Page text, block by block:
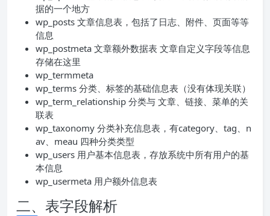
据的一个地方
wp_posts 文章信息表，包括了日志、附件、页面等等
信息
wp_postmeta 文章额外数据表 文章自定义字段等信息
存储在这里
wp_termmeta
wp_terms 分类、标签的基础信息表（没有体现关联）
wp_term_relationship 分类与 文章、链接、菜单的关
联表
wp_taxonomy 分类补充信息表，有category、tag、n
av、meau 四种分类类型
wp_users 用户基本信息表，存放系统中所有用户的基
本信息
wp_usermeta 用户额外信息表
二、表字段解析